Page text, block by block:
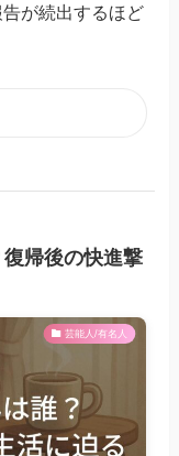
が続出するほど
帰後の快進撃
芸能人/有名人